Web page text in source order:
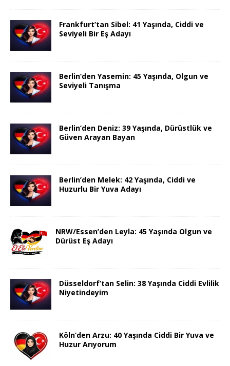
Frankfurt’tan Sibel: 41 Yaşında, Ciddi ve
Seviyeli Bir Eş Adayı
Berlin’den Yasemin: 45 Yaşında, Olgun ve
Seviyeli Tanışma
Berlin’den Deniz: 39 Yaşında, Dürüstlük ve
Güven Arayan Bayan
Berlin’den Melek: 42 Yaşında, Ciddi ve
Huzurlu Bir Yuva Adayı
NRW/Essen’den Leyla: 45 Yaşında Olgun ve
Dürüst Eş Adayı
Düsseldorf’tan Selin: 38 Yaşında Ciddi Evlilik
Niyetindeyim
Köln’den Arzu: 40 Yaşında Ciddi Bir Yuva ve
Huzur Arıyorum